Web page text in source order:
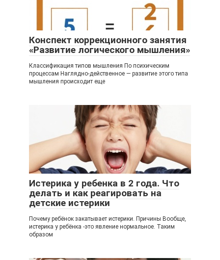
Конспект коррекционного занятия
«Развитие логического мышления»
Классификация типов мышления По психическим
процессам Наглядно-действенное — развитие этого типа
мышления происходит еще
Истерика у ребенка в 2 года. Что
делать и как реагировать на
детские истерики
Почему ребёнок закатывает истерики. Причины Вообще,
истерика у ребёнка -это явление нормальное. Таким
образом